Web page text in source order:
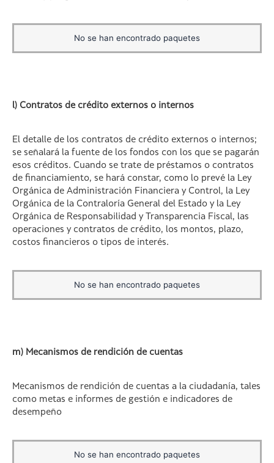
No se han encontrado paquetes
l) Contratos de crédito externos o internos
El detalle de los contratos de crédito externos o internos;
se señalará la fuente de los fondos con los que se pagarán
esos créditos. Cuando se trate de préstamos o contratos
de financiamiento, se hará constar, como lo prevé la Ley
Orgánica de Administración Financiera y Control, la Ley
Orgánica de la Contraloría General del Estado y la Ley
Orgánica de Responsabilidad y Transparencia Fiscal, las
operaciones y contratos de crédito, los montos, plazo,
costos financieros o tipos de interés.
No se han encontrado paquetes
m) Mecanismos de rendición de cuentas
Mecanismos de rendición de cuentas a la ciudadanía, tales
como metas e informes de gestión e indicadores de
desempeño
No se han encontrado paquetes